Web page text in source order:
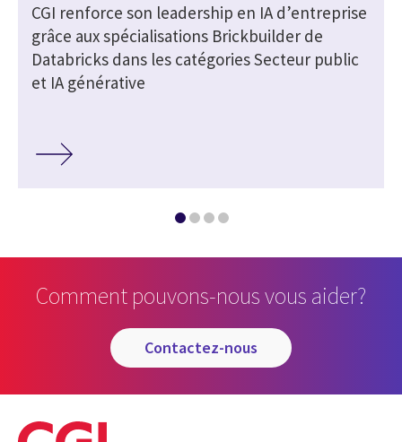
CGI renforce son leadership en IA d’entreprise
grâce aux spécialisations Brickbuilder de
Databricks dans les catégories Secteur public
et IA générative
Comment pouvons-nous vous aider?
contactez-nous